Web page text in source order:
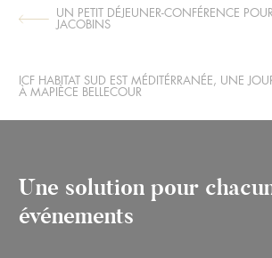
ARTICLE
UN PETIT DÉJEUNER-CONFÉRENCE
JACOBINS
ARTICLE
ICF HABITAT SUD EST MÉDITÉRRANÉE, UNE
À MAPIÈCE BELLECOUR
Une solution pour
événements